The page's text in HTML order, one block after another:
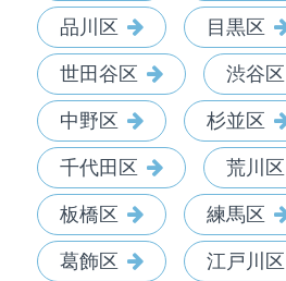
品川区 目黒区
世田谷区 渋谷区
中野区 杉並区
千代田区 荒川区
板橋区 練馬区
葛飾区 江戸川区